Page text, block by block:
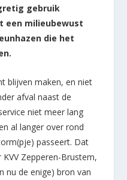
gebruik
een milieubewust
die het
blijven maken, en niet
afval naast de
niet meer lang
al langer over rond
passeert. Dat
Zepperen-Brustem,
nu de enige) bron van